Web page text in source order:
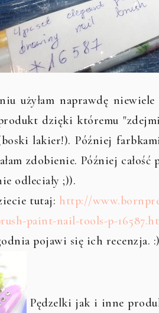
użyłam naprawdę
dzięki któremu
lakier!). Później
zdobienie. Później
odleciały ;)).
tutaj: http://
paint-nail-tools-p-
pojawi się ich recenzja. :)
Pędzelki jak i inne